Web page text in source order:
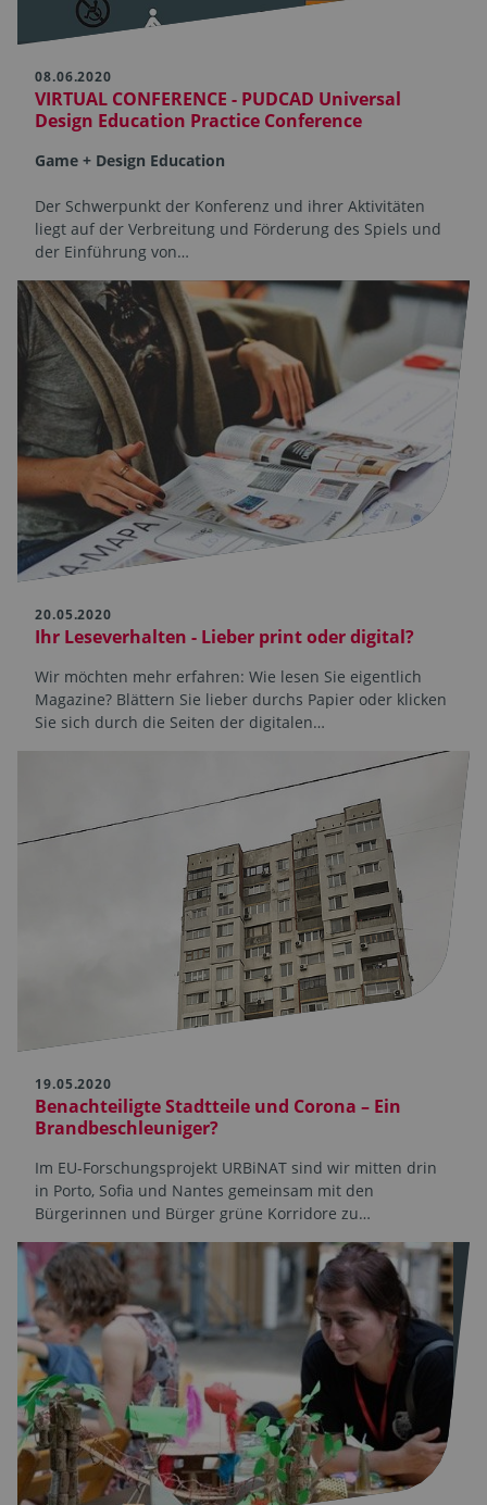
08.06.2020
VIRTUAL CONFERENCE - PUDCAD Universal
Design Education Practice Conference
Game + Design Education
Der Schwerpunkt der Konferenz und ihrer Aktivitäten
liegt auf der Verbreitung und Förderung des Spiels und
der Einführung von…
20.05.2020
Ihr Leseverhalten - Lieber print oder digital?
Wir möchten mehr erfahren: Wie lesen Sie eigentlich
Magazine? Blättern Sie lieber durchs Papier oder klicken
Sie sich durch die Seiten der digitalen…
19.05.2020
Benachteiligte Stadtteile und Corona – Ein
Brandbeschleuniger?
Im EU-Forschungsprojekt URBiNAT sind wir mitten drin
in Porto, Sofia und Nantes gemeinsam mit den
Bürgerinnen und Bürger grüne Korridore zu…